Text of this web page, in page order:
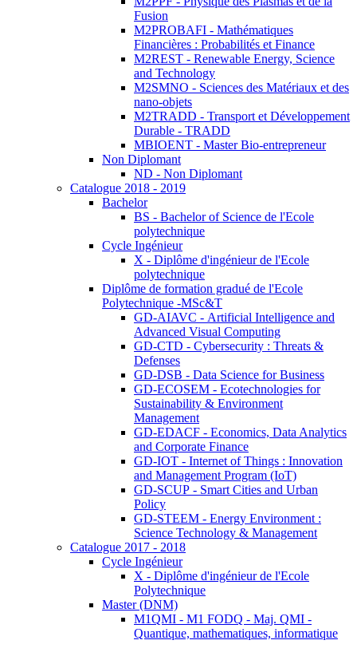
Fusion
M2PROBAFI - Mathématiques
Financières : Probabilités et Finance
M2REST - Renewable Energy, Science
and Technology
M2SMNO - Sciences des Matériaux et des
nano-objets
M2TRADD - Transport et Développement
Durable - TRADD
MBIOENT - Master Bio-entrepreneur
Non Diplomant
ND - Non Diplomant
Catalogue 2018 - 2019
Bachelor
BS - Bachelor of Science de l'Ecole
polytechnique
Cycle Ingénieur
X - Diplôme d'ingénieur de l'Ecole
polytechnique
Diplôme de formation gradué de l'Ecole
Polytechnique -MSc&T
GD-AIAVC - Artificial Intelligence and
Advanced Visual Computing
GD-CTD - Cybersecurity : Threats &
Defenses
GD-DSB - Data Science for Business
GD-ECOSEM - Ecotechnologies for
Sustainability & Environment
Management
GD-EDACF - Economics, Data Analytics
and Corporate Finance
GD-IOT - Internet of Things : Innovation
and Management Program (IoT)
GD-SCUP - Smart Cities and Urban
Policy
GD-STEEM - Energy Environment :
Science Technology & Management
Catalogue 2017 - 2018
Cycle Ingénieur
X - Diplôme d'ingénieur de l'Ecole
Polytechnique
Master (DNM)
M1QMI - M1 FODQ - Maj. QMI -
Quantique, mathematiques, informatique